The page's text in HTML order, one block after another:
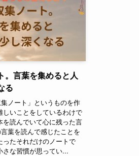
。言葉を集めると人
る
ノート」というものを作
しいことをしているわけで
を読んでいて心に残った言
葉を読んで感じたことを
ったそれだけのノートで
さな習慣が思ってい...